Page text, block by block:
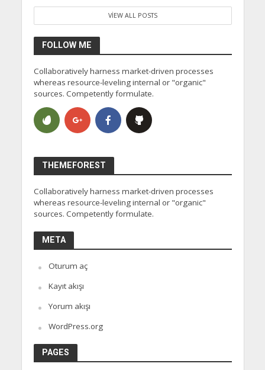
VIEW ALL POSTS
FOLLOW ME
Collaboratively harness market-driven processes
whereas resource-leveling internal or "organic"
sources. Competently formulate.
THEMEFOREST
Collaboratively harness market-driven processes
whereas resource-leveling internal or "organic"
sources. Competently formulate.
META
Oturum aç
Kayıt akışı
Yorum akışı
WordPress.org
PAGES